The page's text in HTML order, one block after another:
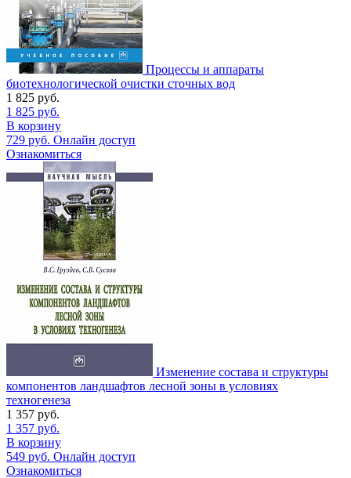
Процессы и аппараты
биотехнологической очистки сточных вод
1 825 руб.
1 825 руб.
В корзину
729 руб. Онлайн доступ
Ознакомиться
Изменение состава и структуры
компонентов ландшафтов лесной зоны в условиях
техногенеза
1 357 руб.
1 357 руб.
В корзину
549 руб. Онлайн доступ
Ознакомиться